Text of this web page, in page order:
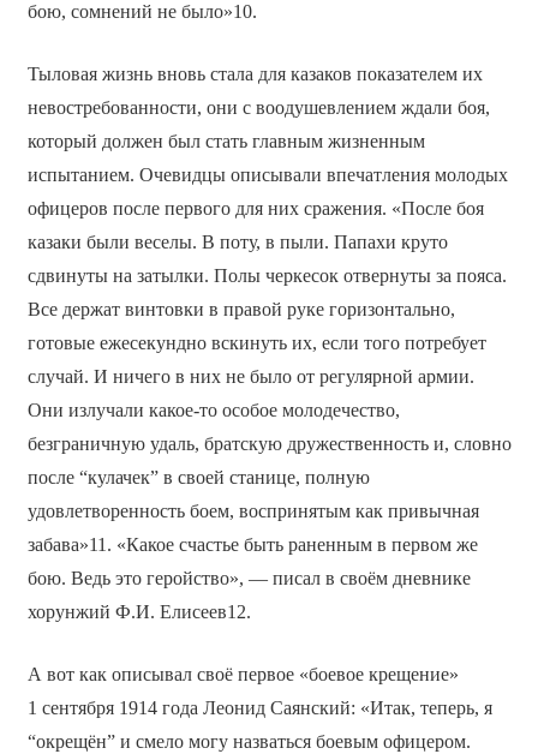
бою, сомнений не было»10.
Тыловая жизнь вновь стала для казаков показателем их
невостребованности, они с воодушевлением ждали боя,
который должен был стать главным жизненным
испытанием. Очевидцы описывали впечатления молодых
офицеров после первого для них сражения. «После боя
казаки были веселы. В поту, в пыли. Папахи круто
сдвинуты на затылки. Полы черкесок отвернуты за пояса.
Все держат винтовки в правой руке горизонтально,
готовые ежесекундно вскинуть их, если того потребует
случай. И ничего в них не было от регулярной армии.
Они излучали какое-то особое молодечество,
безграничную удаль, братскую дружественность и, словно
после “кулачек” в своей станице, полную
удовлетворенность боем, воспринятым как привычная
забава»11. «Какое счастье быть раненным в первом же
бою. Ведь это геройство», — писал в своём дневнике
хорунжий Ф.И. Елисеев12.
А вот как описывал своё первое «боевое крещение»
1 сентября 1914 года Леонид Саянский: «Итак, теперь, я
“окрещён” и смело могу назваться боевым офицером.